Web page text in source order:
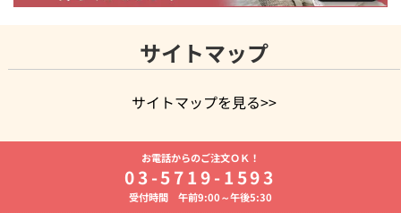
サイトマップ
サイトマップを見る>>
よく贈られる花
お祝いの花特集
誕生日フラワーギフト特集
8月の誕生花(トルコキキョウ)
開店・開業祝い
お供え・お悔やみ お供え・お悔やみの花
通夜・葬儀に贈る花 胡蝶蘭・花鉢
お電話からのご注文ＯＫ！
03-5719-1593
受付時間 午前9:00～午後5:30